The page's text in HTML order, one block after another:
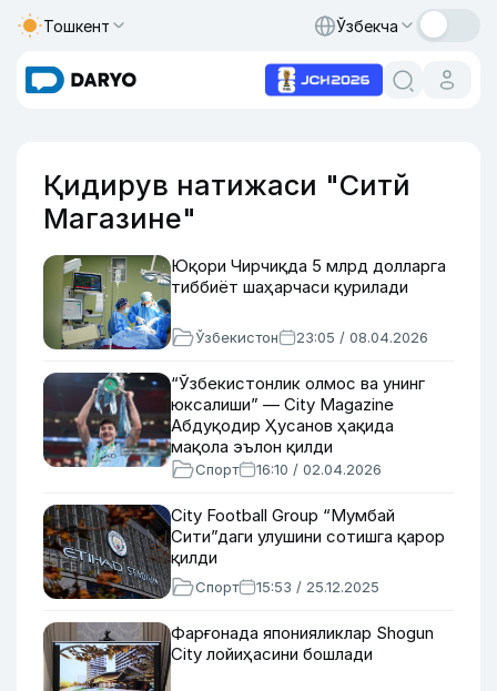
Тошкент Ўзбекча
Қидирув натижаси "Cитй
Магазине"
Юқори Чирчиқда 5 млрд долларга
тиббиёт шаҳарчаси қурилади
Ўзбекистон 23:05 / 08.04.2026
“Ўзбекистонлик олмос ва унинг
юксалиши” — City Magazine
Абдуқодир Ҳусанов ҳақида
мақола эълон қилди
Спорт 16:10 / 02.04.2026
City Football Group “Мумбай
Сити”даги улушини сотишга қарор
қилди
Спорт 15:53 / 25.12.2025
Фарғонада японияликлар Shogun
City лойиҳасини бошлади